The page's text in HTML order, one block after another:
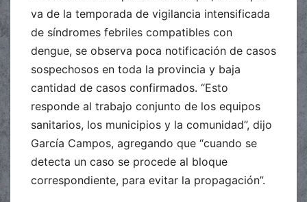
va de la temporada de vigilancia intensificada
de síndromes febriles compatibles con
dengue, se observa poca notificación de casos
sospechosos en toda la provincia y baja
cantidad de casos confirmados. “Esto
responde al trabajo conjunto de los equipos
sanitarios, los municipios y la comunidad”, dijo
García Campos, agregando que “cuando se
detecta un caso se procede al bloque
correspondiente, para evitar la propagación”.